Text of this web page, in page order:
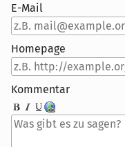
E-Mail
Homepage
Kommentar